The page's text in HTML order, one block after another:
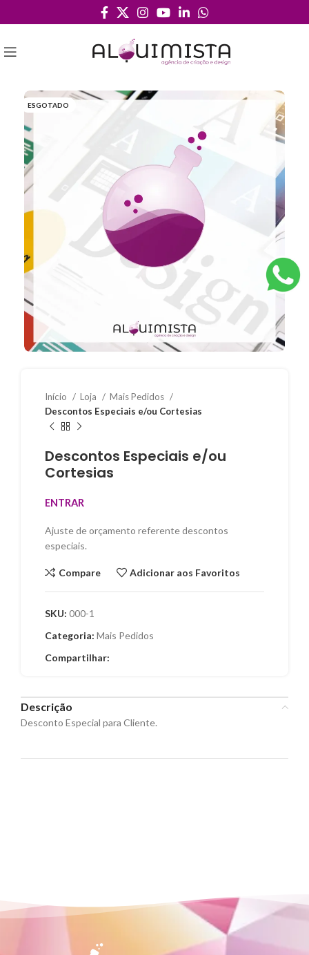
ESGOTADO
Início Loja
Mais Pedidos
Descontos Especiais e/ou Cortesias
Descontos Especiais e/ou
Cortesias
ENTRAR
Ajuste de orçamento referente descontos
especiais.
Compare Adicionar aos Favoritos
SKU: 000-1
Categoria: Mais Pedidos
Compartilhar:
Descrição
Desconto Especial para Cliente.